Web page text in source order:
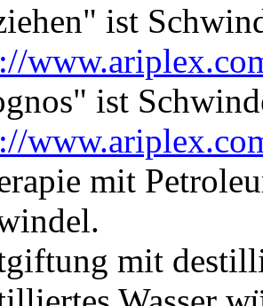
ist
ist
mit
mit